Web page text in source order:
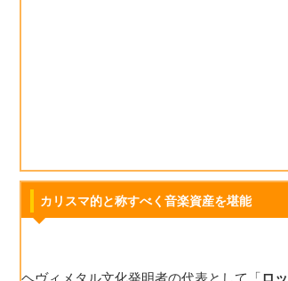
カリスマ的と称すべく音楽資産を堪能